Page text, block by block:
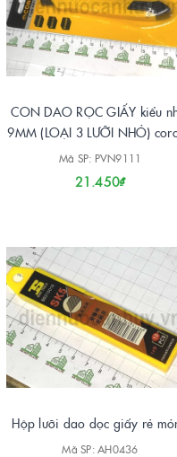
CON DAO RỌC GIẤY kiểu
9MM (LOẠI 3 LƯỠI NHỎ)
Mã SP: PVN9111
21.450₫
Hộp lưỡi dao dọc giấy rẻ
Mã SP: AH0436